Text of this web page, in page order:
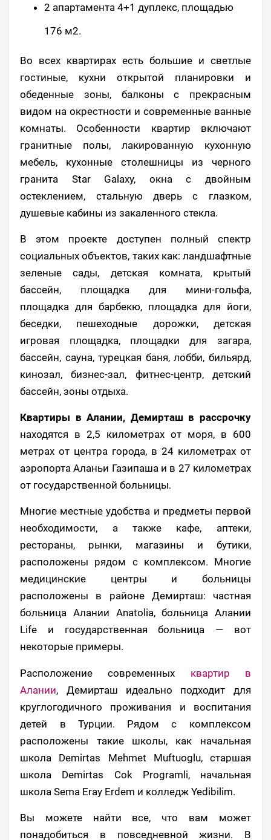
2 апартамента 4+1 дуплекс, площадью
176 м2.
Во всех квартирах есть большие и светлые
гостиные, кухни открытой планировки и
обеденные зоны, балконы с прекрасным
видом на окрестности и современные ванные
комнаты. Особенности квартир включают
гранитные полы, лакированную кухонную
мебель, кухонные столешницы из черного
гранита Star Galaxy, окна с двойным
остеклением, стальную дверь с глазком,
душевые кабины из закаленного стекла.
В этом проекте доступен полный спектр
социальных объектов, таких как: ландшафтные
зеленые сады, детская комната, крытый
бассейн, площадка для мини-гольфа,
площадка для барбекю, площадка для йоги,
беседки, пешеходные дорожки, детская
игровая площадка, площадки для загара,
бассейн, сауна, турецкая баня, лобби, бильярд,
кинозал, бизнес-зал, фитнес-центр, детский
бассейн, зоны отдыха.
Квартиры в Алании, Демирташ в рассрочку
находятся в 2,5 километрах от моря, в 600
метрах от центра города, в 24 километрах от
аэропорта Аланьи Газипаша и в 27 километрах
от государственной больницы.
Многие местные удобства и предметы первой
необходимости, а также кафе, аптеки,
рестораны, рынки, магазины и бутики,
расположены рядом с комплексом. Многие
медицинские центры и больницы
расположены в районе Демирташ: частная
больница Алании Anatolia, больница Алании
Life и государственная больница — вот
некоторые примеры.
Расположение современных квартир в
Алании, Демирташ идеально подходит для
круглогодичного проживания и воспитания
детей в Турции. Рядом с комплексом
расположены такие школы, как начальная
школа Demirtas Mehmet Muftuoglu, старшая
школа Demirtas Cok Programli, начальная
школа Sema Eray Erdem и колледж Yedibilim.
Вы можете найти все, что вам может
понадобиться в повседневной жизни. В